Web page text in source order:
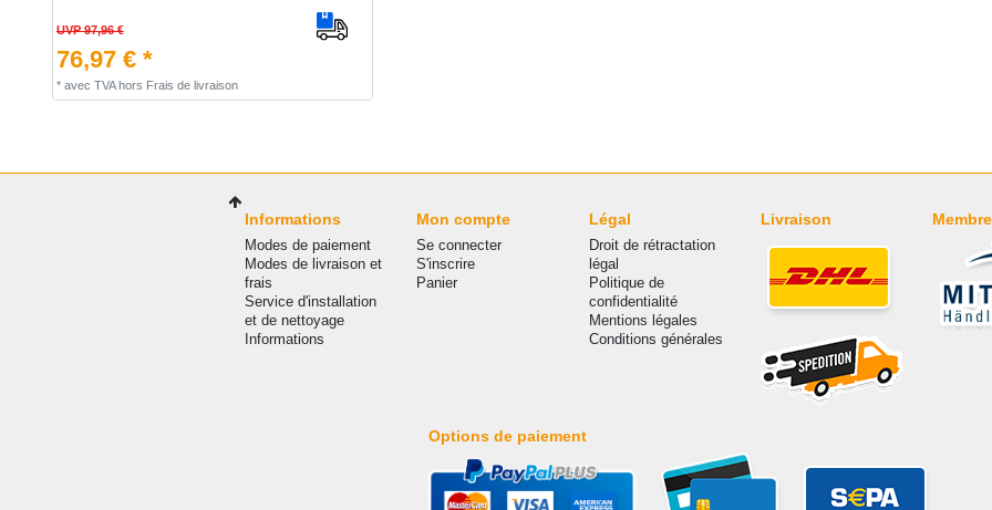
UVP 97,96 €
76,97 € *
* avec TVAhors Frais de livraison
Informations
Modes de paiement
Modes de livraison et
frais
Service d'installation
et de nettoyage
Informations
Mon compte
Se connecter
S'inscrire
Panier
Légal
Droit de rétractation
légal
Politique de
confidentialité
Mentions légales
Conditions générales
Livraison
Options de paiement